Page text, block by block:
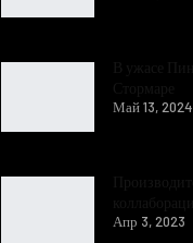
Май 13, 2024
Апр 3, 2023